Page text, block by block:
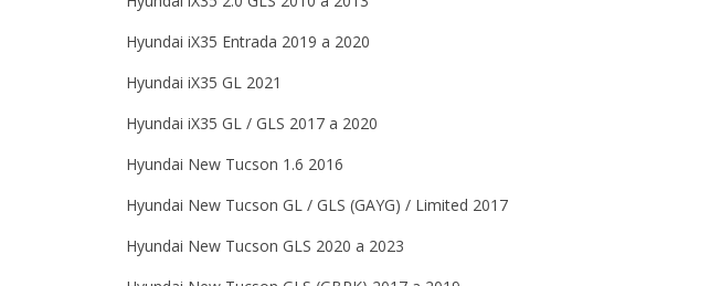
Hyundai iX35 Entrada 2019 a 2020
Hyundai iX35 GL 2021
Hyundai iX35 GL / GLS 2017 a 2020
Hyundai New Tucson 1.6 2016
Hyundai New Tucson GL / GLS (GAYG) / Limited 2017
Hyundai New Tucson GLS 2020 a 2023